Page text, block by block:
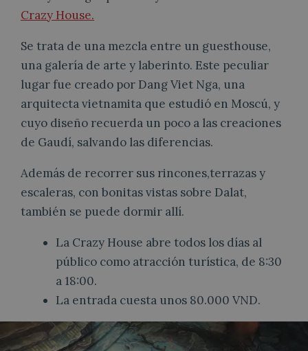
Crazy House.
Se trata de una mezcla entre un guesthouse,
una galería de arte y laberinto. Este peculiar
lugar fue creado por Dang Viet Nga, una
arquitecta vietnamita que estudió en Moscú, y
cuyo diseño recuerda un poco a las creaciones
de Gaudí, salvando las diferencias.
Además de recorrer sus rincones,terrazas y
escaleras, con bonitas vistas sobre Dalat,
también se puede dormir allí.
La Crazy House abre todos los días al
público como atracción turística, de 8:30
a 18:00.
La entrada cuesta unos 80.000 VND.